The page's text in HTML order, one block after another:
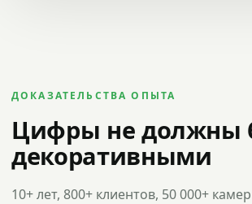
ДОКАЗАТЕЛЬСТВА ОПЫТА
Цифры не должны
декоративными
10+ лет, 800+ клиентов, 50 000+